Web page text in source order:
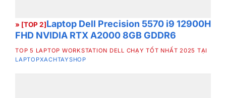
» [TOP 2]Laptop Dell Precision 5570 i9 12900H
FHD NVIDIA RTX A2000 8GB GDDR6
TOP 5 LAPTOP WORKSTATION DELL CHẠY TỐT NHẤT 2025 TẠI
LAPTOPXACHTAYSHOP